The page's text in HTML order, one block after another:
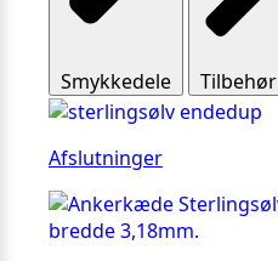
Smykkedele Tilbehør
Afslutninger